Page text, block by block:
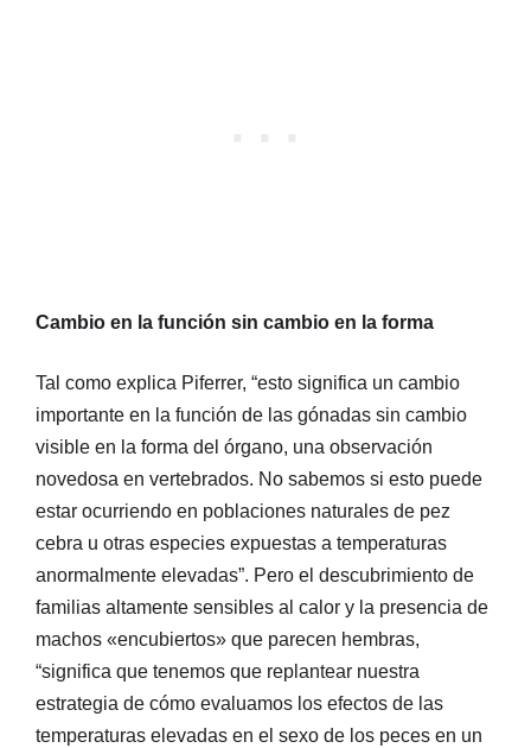
Cambio en la función sin cambio en la forma
Tal como explica Piferrer, “esto significa un cambio
importante en la función de las gónadas sin cambio
visible en la forma del órgano, una observación
novedosa en vertebrados. No sabemos si esto puede
estar ocurriendo en poblaciones naturales de pez
cebra u otras especies expuestas a temperaturas
anormalmente elevadas”. Pero el descubrimiento de
familias altamente sensibles al calor y la presencia de
machos «encubiertos» que parecen hembras,
“significa que tenemos que replantear nuestra
estrategia de cómo evaluamos los efectos de las
temperaturas elevadas en el sexo de los peces en un